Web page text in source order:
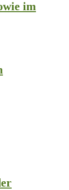
im